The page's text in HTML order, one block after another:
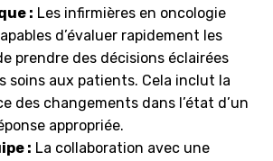
: Les infirmières en oncologie
d’évaluer rapidement les
prendre des décisions éclairées
soins aux patients. Cela inclut la
des changements dans l’état d’un
appropriée.
: La collaboration avec une